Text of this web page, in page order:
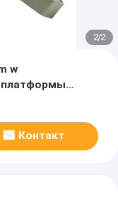
2/2
w
платформы
Контакт